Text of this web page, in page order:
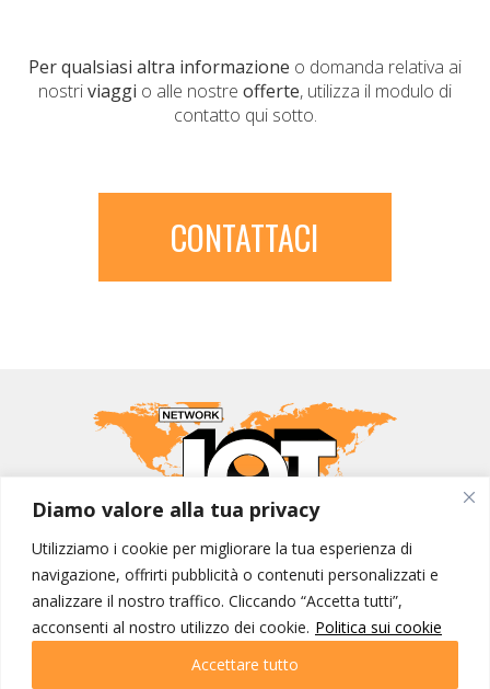
Diamo valore alla tua privacy
Utilizziamo i cookie per migliorare la tua esperienza di
navigazione, offrirti pubblicità o contenuti personalizzati e
analizzare il nostro traffico. Cliccando “Accetta tutti”,
acconsenti al nostro utilizzo dei cookie. Politica sui cookie
Accettare tutto
Per qualsiasi altra informazione o domanda relativa ai
nostriviaggi o alle nostre offerte, utilizza il modulo di
contatto qui sotto.
CONTATTACI
MONDO IOT VIAGGI
Corporate
Contatti
I NOSTRI PRODOTTI